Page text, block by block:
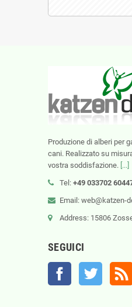
Produzione di alberi per
cani. Realizzato su
vostra soddisfazione. [...]
Tel: +49 033702
Email: web@katzen-
Address: 15806
SEGUICI
Facebook Twitter